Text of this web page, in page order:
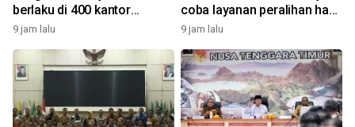
berlaku di 400 kantor
pertanahan
9 jam lalu
coba layanan peralihan hak
10 hari di 15 kantah
9 jam lalu